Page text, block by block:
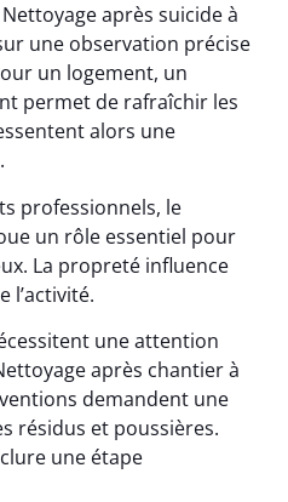
après suicide à
une observation précise
un logement, un
permet de rafraîchir les
alors une
professionnels, le
un rôle essentiel pour
La propreté influence
l’activité.
une attention
après chantier à
demandent une
résidus et poussières.
une étape